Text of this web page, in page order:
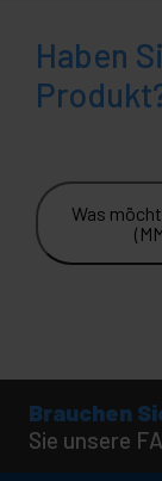
Haben
Was
Brauchen
Sie unsere